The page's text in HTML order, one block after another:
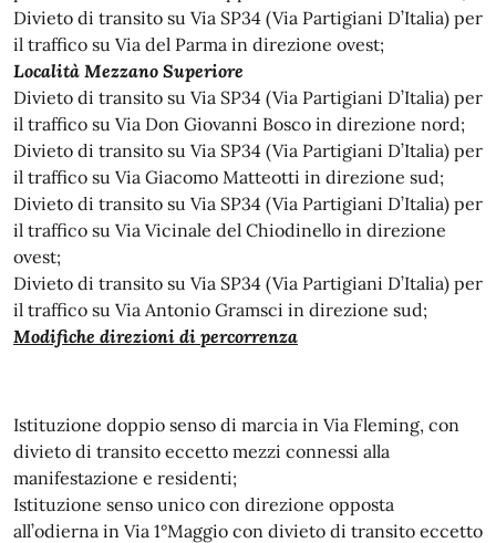
Divieto di transito su Via SP34 (Via Partigiani D’Italia) per
il traffico su Via del Parma in direzione ovest;
Località Mezzano Superiore
​​​​​​​Divieto di transito su Via SP34 (Via Partigiani D’Italia) per
il traffico su Via Don Giovanni Bosco in direzione nord;
Divieto di transito su Via SP34 (Via Partigiani D’Italia) per
il traffico su Via Giacomo Matteotti in direzione sud;
Divieto di transito su Via SP34 (Via Partigiani D’Italia) per
il traffico su Via Vicinale del Chiodinello in direzione
ovest;
Divieto di transito su Via SP34 (Via Partigiani D’Italia) per
il traffico su Via Antonio Gramsci in direzione sud;
Modifiche direzioni di percorrenza
Istituzione doppio senso di marcia in Via Fleming, con
divieto di transito eccetto mezzi connessi alla
manifestazione e residenti;
Istituzione senso unico con direzione opposta
all’odierna in Via 1°Maggio con divieto di transito eccetto